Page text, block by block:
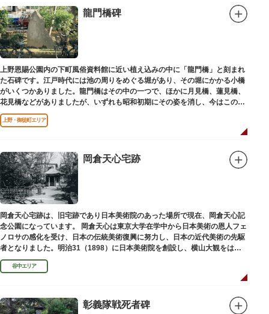
龍門橋碑
上野恩賜公園内の下町風俗資料館に近い植え込みの中に「龍門橋」と刻まれ
た石碑です。江戸時代には池の周りをめぐる堀があり、その堀にかかる小橋
がいくつかありました。龍門橋はその中の一つで、ほかに月見橋、蓮見橋、
花見橋などがありましたが、いずれも昭和初期にその姿を消し、今はこの石
碑にその名残がわずかに残るだけです。
上野・御徒町エリア
岡倉天心宅跡
岡倉天心宅跡は、旧宅跡であり日本美術院のあった場所で現在、岡倉天心記
念公園になっています。 岡倉天心は東京大学在学中から日本美術の恩人フェ
ノロサの感化を受け、日本の伝統美術復興に努力し、日本の近代美術の先駆
者となりました。明治31（1898）に日本美術院を創設し、横山大観をはじ
め優れた画家を世に送り出しました。
谷中エリア
彰義隊戦死者碑